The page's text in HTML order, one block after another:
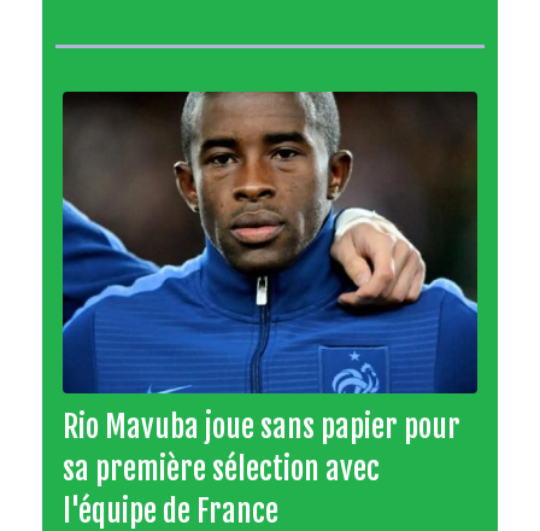
Rio Mavuba joue sans papier pour
sa première sélection avec
l'équipe de France